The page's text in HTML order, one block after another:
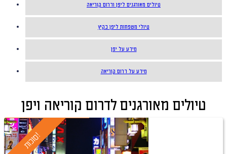
טיולים מאורגנים ליפן ודרום קוריאה
טיולי משפחות ליפן בקיץ
מידע על יפן
מידע על דרום קוריאה
טיולים מאורגנים לדרום קוריאה ויפן
ס
ו
כ
ו
ת
!
טיול מובטח